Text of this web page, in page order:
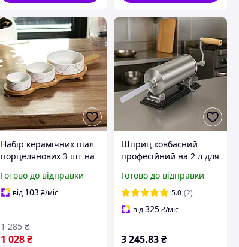
Набір керамічних піал
порцелянових 3 шт на
для закусок сиру
фруктівниця посуд для
Готово до відправки
від 103 ₴/міс
1 028 ₴
1 285 ₴
Шприц ковбасний
професійний на 2 л для
сосисок та кабаносів 4
насадки
Готово до відправки
5.0 (2)
від325₴/міс
3 245.83₴